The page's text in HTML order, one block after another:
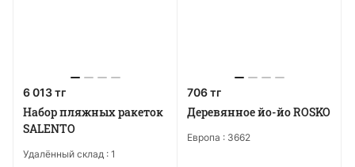
6 013 тг
Набор пляжных ракеток
SALENTO
Удалённый склад : 1
706 тг
Деревянное йо-йо ROSKO
Европа : 3662